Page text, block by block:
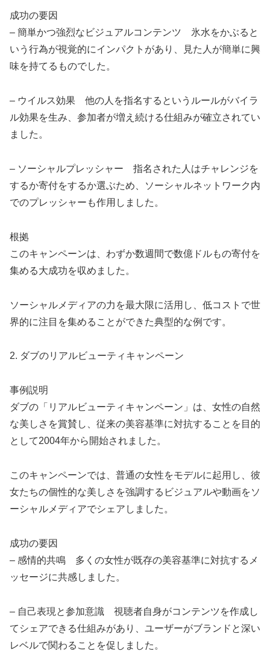
成功の要因
– 簡単かつ強烈なビジュアルコンテンツ 氷水をかぶると
いう行為が視覚的にインパクトがあり、見た人が簡単に興
味を持てるものでした。
– ウイルス効果 他の人を指名するというルールがバイラ
ル効果を生み、参加者が増え続ける仕組みが確立されてい
ました。
– ソーシャルプレッシャー 指名された人はチャレンジを
するか寄付をするか選ぶため、ソーシャルネットワーク内
でのプレッシャーも作用しました。
根拠
このキャンペーンは、わずか数週間で数億ドルもの寄付を
集める大成功を収めました。
ソーシャルメディアの力を最大限に活用し、低コストで世
界的に注目を集めることができた典型的な例です。
2. ダブのリアルビューティキャンペーン
事例説明
ダブの「リアルビューティキャンペーン」は、女性の自然
な美しさを賞賛し、従来の美容基準に対抗することを目的
として2004年から開始されました。
このキャンペーンでは、普通の女性をモデルに起用し、彼
女たちの個性的な美しさを強調するビジュアルや動画をソ
ーシャルメディアでシェアしました。
成功の要因
– 感情的共鳴 多くの女性が既存の美容基準に対抗するメ
ッセージに共感しました。
– 自己表現と参加意識 視聴者自身がコンテンツを作成し
てシェアできる仕組みがあり、ユーザーがブランドと深い
レベルで関わることを促しました。